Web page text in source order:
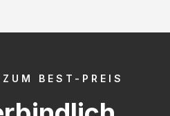
BEST-PREIS